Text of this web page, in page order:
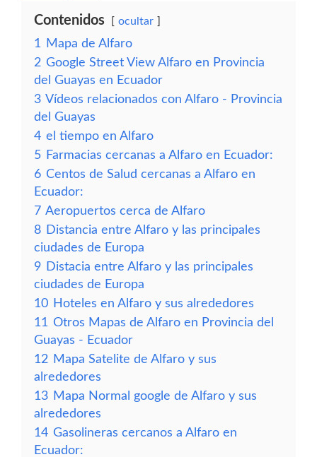
Contenidos ocultar
1
Mapa de Alfaro
2 Google Street View Alfaro en Provincia
del Guayas en Ecuador
3 Vídeos relacionados con Alfaro - Provincia
del Guayas
4 el tiempo en Alfaro
5 Farmacias cercanas a Alfaro en Ecuador:
6 Centos de Salud cercanas a Alfaro en
Ecuador:
7 Aeropuertos cerca de Alfaro
8 Distancia entre Alfaro y las principales
ciudades de Europa
9 Distacia entre Alfaro y las principales
ciudades de Europa
10 Hoteles en Alfaro y sus alrededores
11 Otros Mapas de Alfaro en Provincia del
Guayas - Ecuador
12 Mapa Satelite de Alfaro y sus
alrededores
13 Mapa Normal google de Alfaro y sus
alrededores
14 Gasolineras cercanos a Alfaro en
Ecuador: